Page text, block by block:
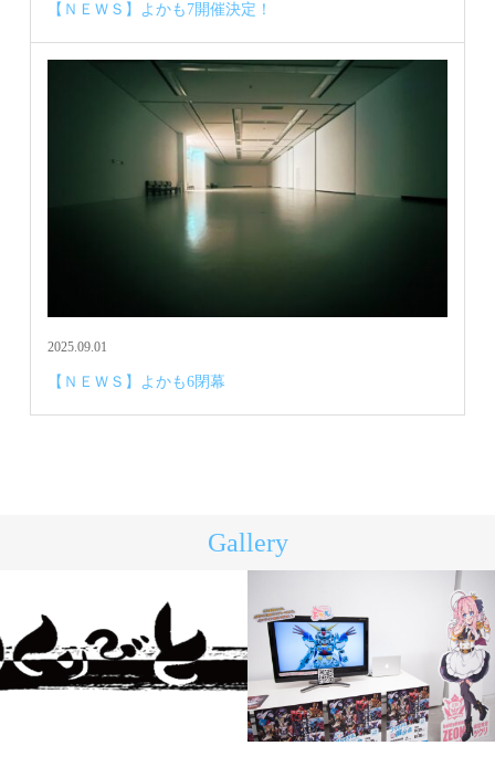
【ＮＥＷＳ】よかも7開催決定！
2025.09.01
【ＮＥＷＳ】よかも6閉幕
Gallery
よかも1